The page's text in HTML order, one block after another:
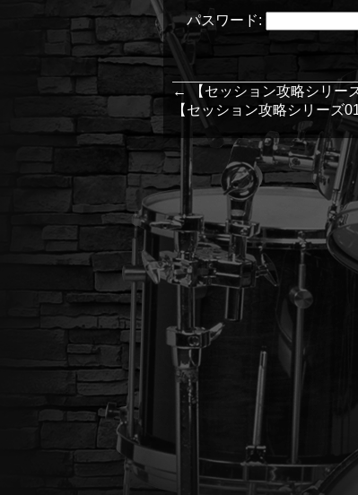
パスワード:
←【セッション攻略シリー
【セッション攻略シリーズ